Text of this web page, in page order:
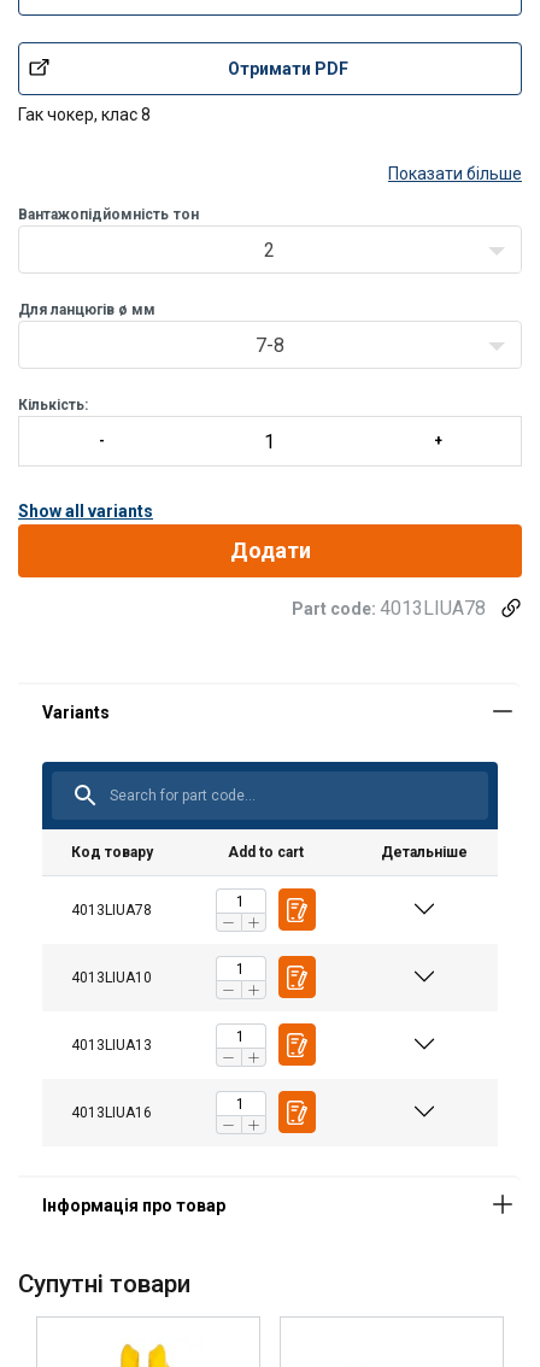
Отримати PDF
Гак чокер, клас 8
Показати більше
Вантажопідйомність тон
2
Для ланцюгів ø мм
7-8
Кількість:
Show all variants
Додати
Part code: 4013LIUA78
Код товару Add to cart Детальніше
4013LIUA78
4013LIUA10
4013LIUA13
4013LIUA16
Матеріал:
Маркування:
Температурний режим:
Покриття:
Коефіціент запасу міцності:
Cупутні товари